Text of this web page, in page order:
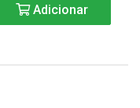
Adicionar